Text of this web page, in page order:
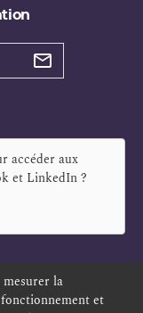
accéder aux
et LinkedIn?
SIGNALEMENT
la
et